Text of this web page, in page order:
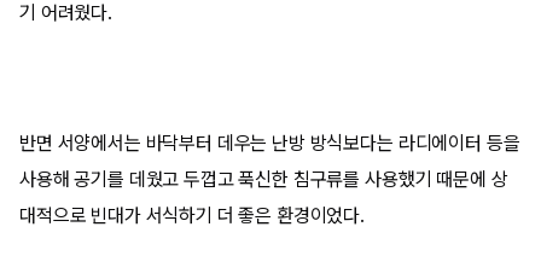
기 어려웠다.
반면 서양에서는 바닥부터 데우는 난방 방식보다는 라디에이터 등을
사용해 공기를 데웠고 두껍고 푹신한 침구류를 사용했기 때문에 상
대적으로 빈대가 서식하기 더 좋은 환경이었다.